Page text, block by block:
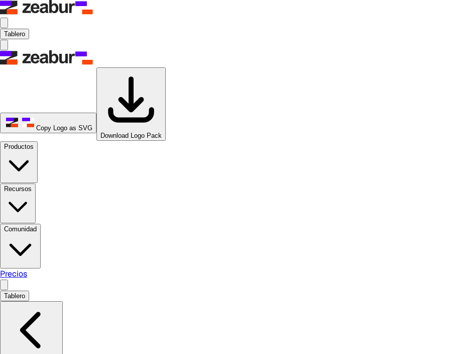
Tablero
Copy Logo as SVG
Download Logo Pack
Productos
Recursos
Comunidad
Precios
Tablero